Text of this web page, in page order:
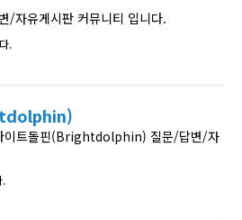
/자유게시판 커뮤니티 입니다.
.
이트돌핀(Brightdolphin) 질문/답변/자
.